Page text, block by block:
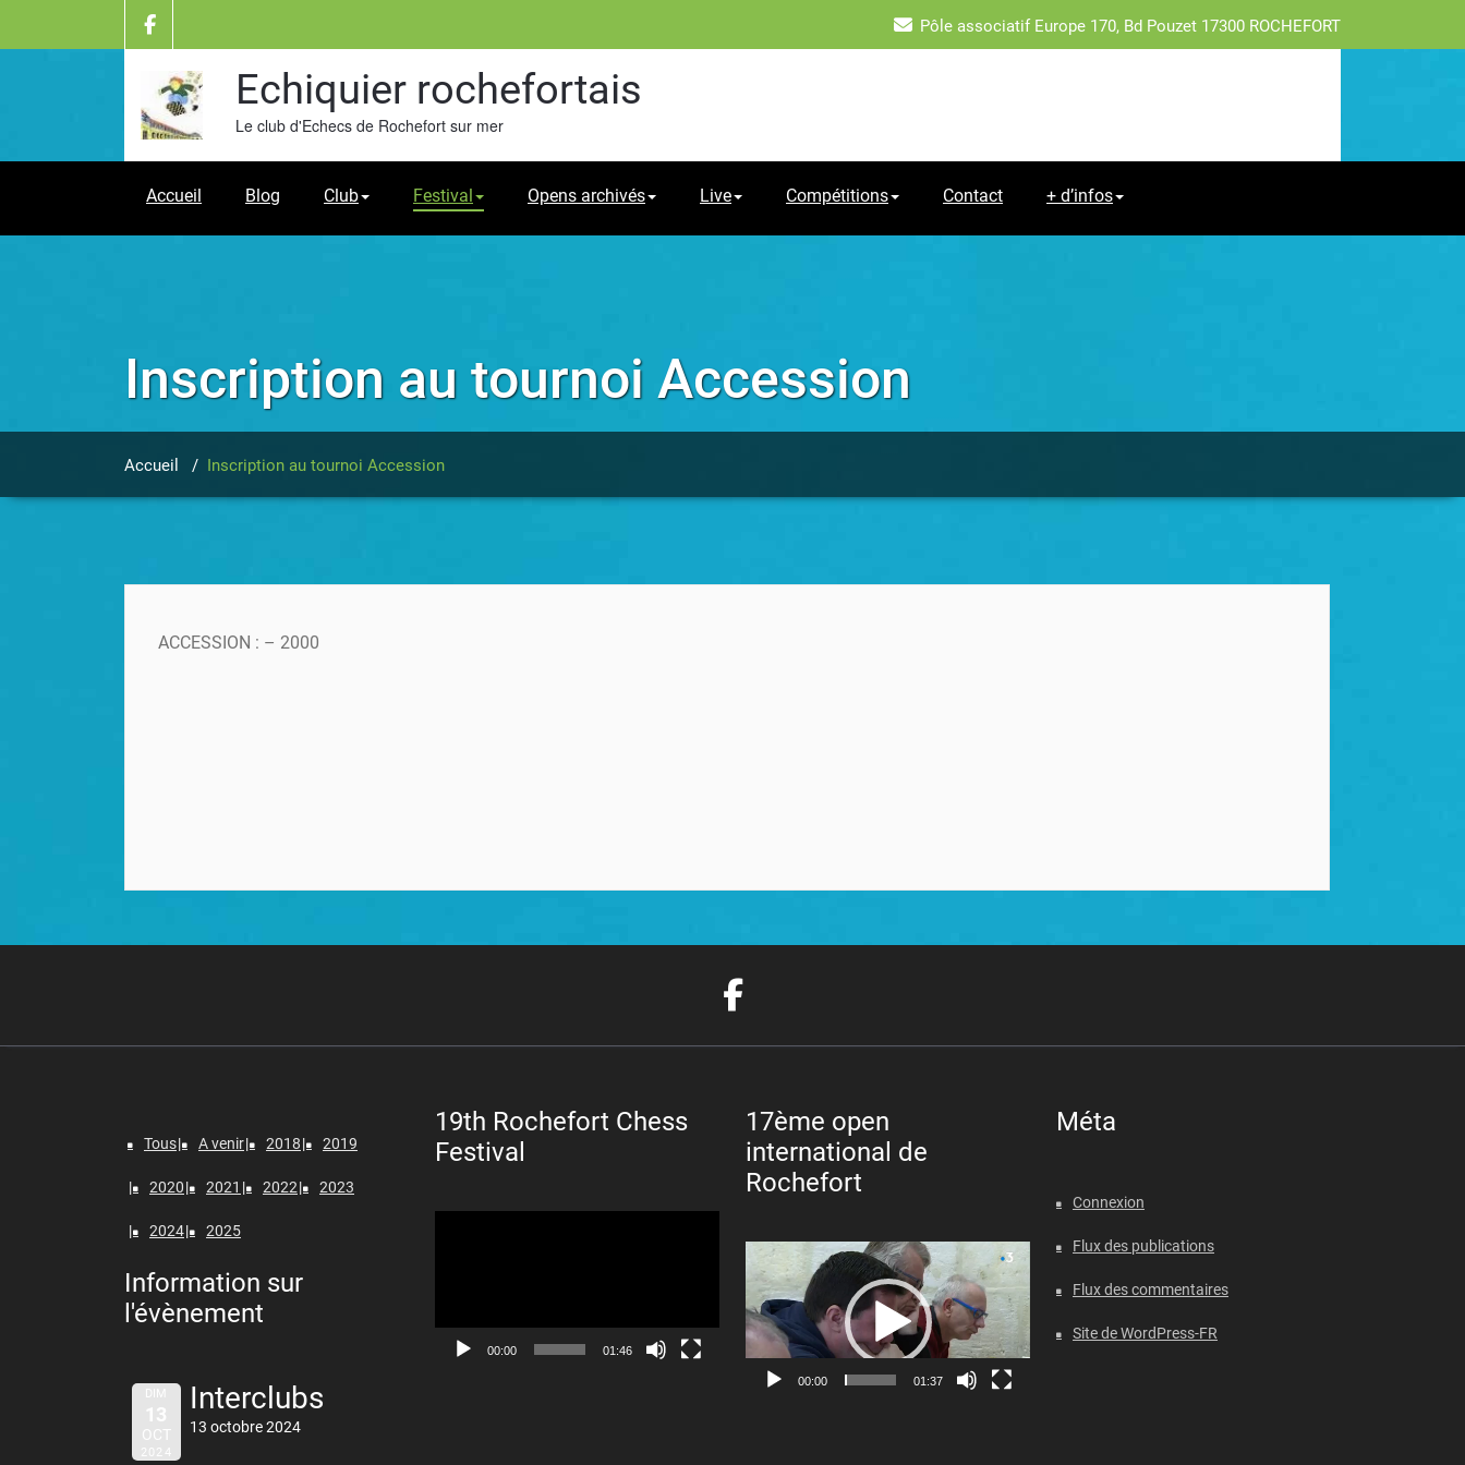
content
Pôle associatif Europe 170, Bd Pouzet 17300 ROCHEFORT
Echiquier rochefortais
Le club d'Echecs de Rochefort sur mer
Accueil Blog Club Festival Opens archivés Live Compétitions Contact + d’infos
Inscription au tournoi Accession
Accueil / Inscription au tournoi Accession
ACCESSION : – 2000
Tous A venir 2018 2019
2020 2021 2022 2023
2024 2025
Information sur
l'évènement
DIM
13
OCT
2024
Interclubs
13 octobre 2024
19th Rochefort Chess
Festival
00:00 01:46
17ème open
international de
Rochefort
Lecteur
vidéo
00:00 01:37
Méta
Connexion
Flux des publications
Flux des commentaires
Site de WordPress-FR